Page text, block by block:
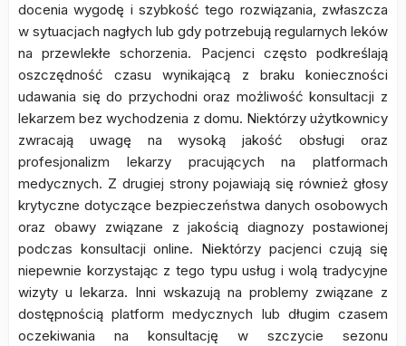
docenia wygodę i szybkość tego rozwiązania, zwłaszcza
w sytuacjach nagłych lub gdy potrzebują regularnych leków
na przewlekłe schorzenia. Pacjenci często podkreślają
oszczędność czasu wynikającą z braku konieczności
udawania się do przychodni oraz możliwość konsultacji z
lekarzem bez wychodzenia z domu. Niektórzy użytkownicy
zwracają uwagę na wysoką jakość obsługi oraz
profesjonalizm lekarzy pracujących na platformach
medycznych. Z drugiej strony pojawiają się również głosy
krytyczne dotyczące bezpieczeństwa danych osobowych
oraz obawy związane z jakością diagnozy postawionej
podczas konsultacji online. Niektórzy pacjenci czują się
niepewnie korzystając z tego typu usług i wolą tradycyjne
wizyty u lekarza. Inni wskazują na problemy związane z
dostępnością platform medycznych lub długim czasem
oczekiwania na konsultację w szczycie sezonu